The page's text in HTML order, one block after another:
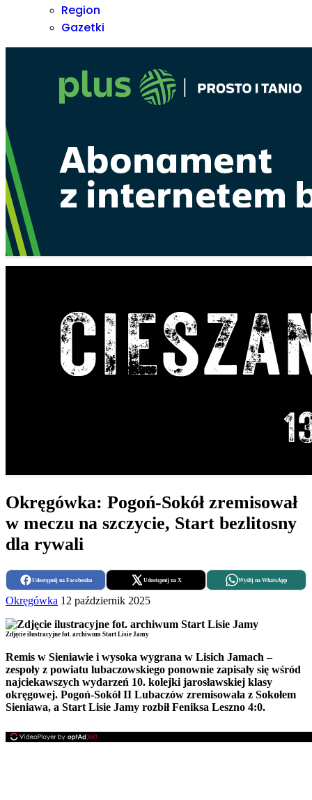
Region
Gazetki
Okręgówka: Pogoń-Sokół zremisował
w meczu na szczycie, Start bezlitosny
dla rywali
Udostępnij na Facebooku Udostępnij na X Wyślij na WhatsApp
Okręgówka 12 październik 2025
Zdjęcie ilustracyjne fot. archiwum Start Lisie Jamy
Remis w Sieniawie i wysoka wygrana w Lisich Jamach –
zespoły z powiatu lubaczowskiego ponownie zapisały się wśród
najciekawszych wydarzeń 10. kolejki jarosławskiej klasy
okręgowej. Pogoń-Sokół II Lubaczów zremisowała z Sokołem
Sieniawa, a Start Lisie Jamy rozbił Feniksa Leszno 4:0.